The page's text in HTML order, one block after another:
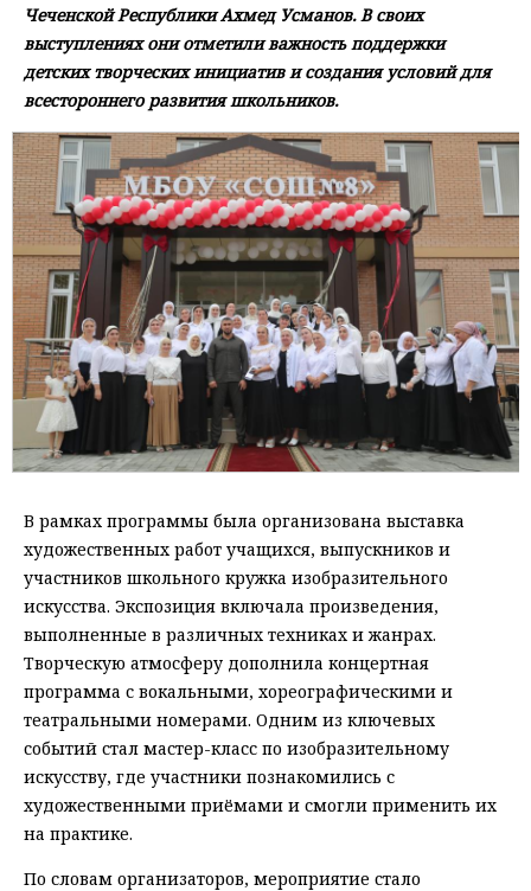
Чеченской Республики Ахмед Усманов. В своих
выступлениях они отметили важность поддержки
детских творческих инициатив и создания условий для
всестороннего развития школьников.
В рамках программы была организована выставка
художественных работ учащихся, выпускников и
участников школьного кружка изобразительного
искусства. Экспозиция включала произведения,
выполненные в различных техниках и жанрах.
Творческую атмосферу дополнила концертная
программа с вокальными, хореографическими и
театральными номерами. Одним из ключевых
событий стал мастер-класс по изобразительному
искусству, где участники познакомились с
художественными приёмами и смогли применить их
на практике.
По словам организаторов, мероприятие стало